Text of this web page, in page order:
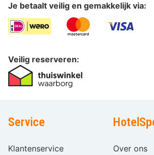
Je betaalt veilig en gemakkelijk via:
Veilig reserveren:
Service
Klantenservice Over ons